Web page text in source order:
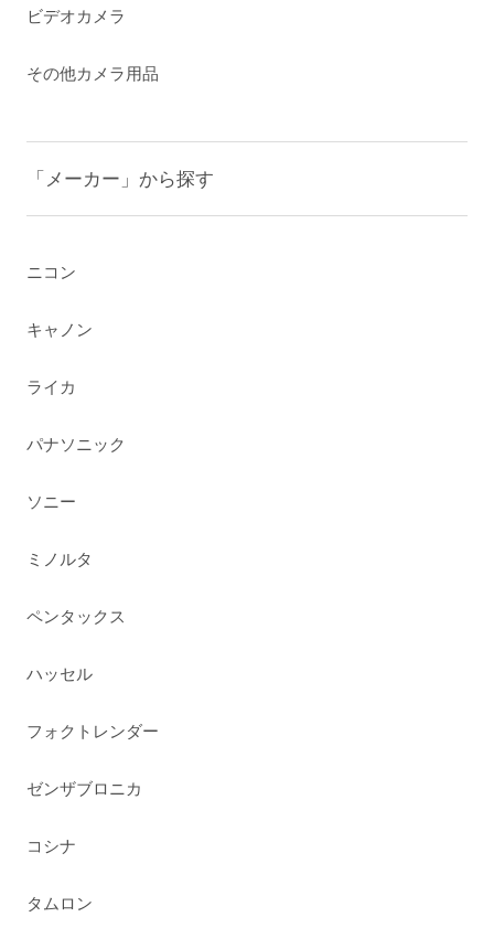
ビデオカメラ
その他カメラ用品
「メーカー」から探す
ニコン
キャノン
ライカ
パナソニック
ソニー
ミノルタ
ペンタックス
ハッセル
フォクトレンダー
ゼンザブロニカ
コシナ
タムロン